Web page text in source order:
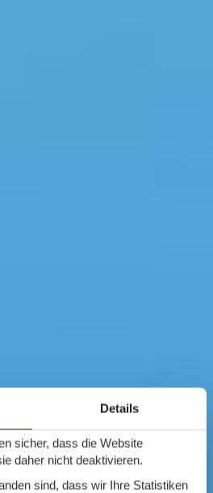
Details
sicher, dass die Website
daher nicht deaktivieren.
sind, dass wir Ihre Statistiken